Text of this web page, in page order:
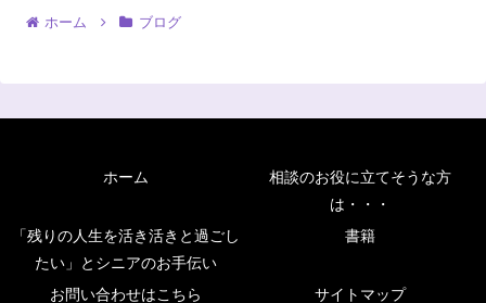
ホーム ブログ
ホーム
相談のお役に立てそうな方
は・・・
「残りの人生を活き活きと過ごし
たい」とシニアのお手伝い
書籍
お問い合わせはこちら サイトマップ